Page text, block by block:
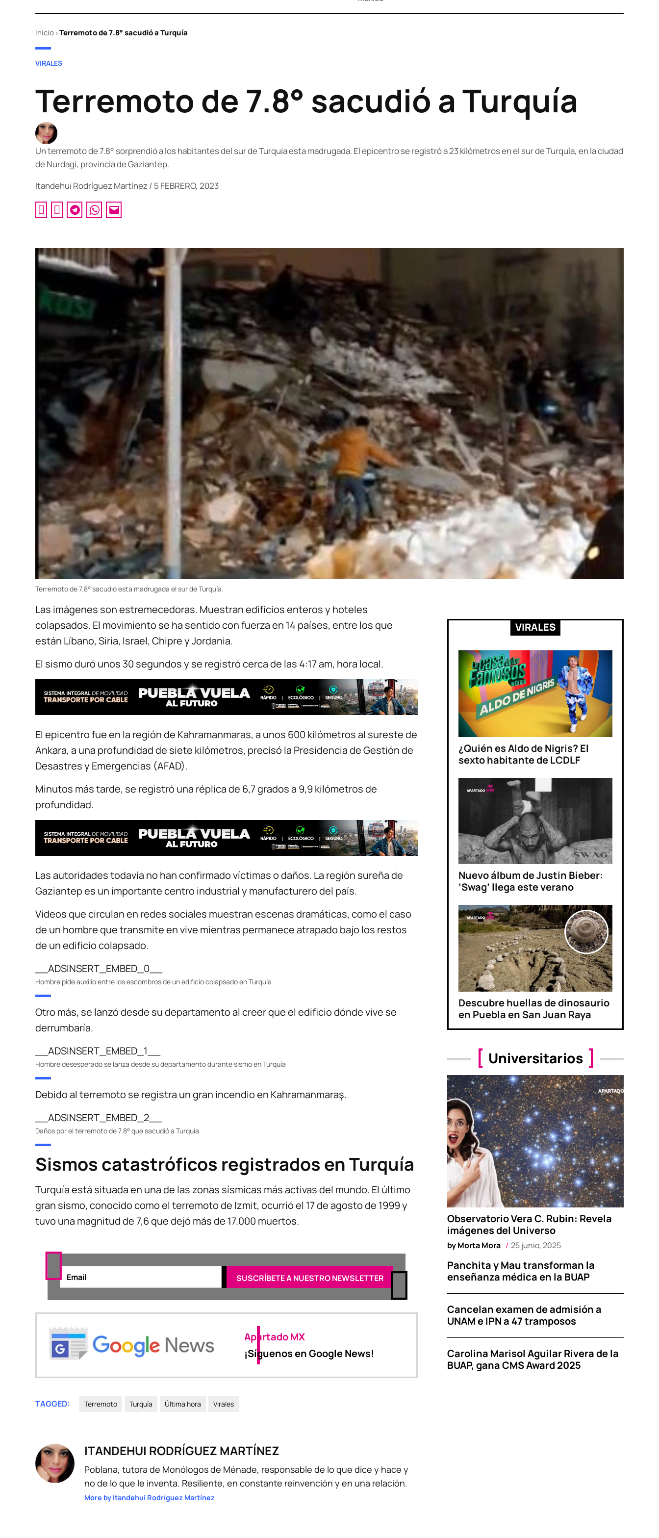
Inicio >Terremoto de 7.8° sacudió a Turquía
POSTED
VIRALES
Terremoto de 7.8° sacudió a Turquía
Un terremoto de 7.8° sorprendió a los habitantes del sur de Turquía esta madrugada. El epicentro se registró a 23 kilómetros en el sur de Turquía, en la ciudad
de Nurdagi, provincia de Gaziantep.
Itandehui Rodríguez Martínez / 5 FEBRERO, 2023
Terremoto de 7.8° sacudió esta madrugada el sur de Turquía.
Las imágenes son estremecedoras. Muestran edificios enteros y hoteles
colapsados. El movimiento se ha sentido con fuerza en 14 países, entre los que
están Líbano, Siria, Israel, Chipre y Jordania.
El sismo duró unos 30 segundos y se registró cerca de las 4:17 am, hora local.
El epicentro fue en la región de Kahramanmaras, a unos 600 kilómetros al sureste de
Ankara, a una profundidad de siete kilómetros, precisó la Presidencia de Gestión de
Desastres y Emergencias (AFAD).
Minutos más tarde, se registró una réplica de 6,7 grados a 9,9 kilómetros de
profundidad.
Las autoridades todavía no han confirmado víctimas o daños. La región sureña de
Gaziantep es un importante centro industrial y manufacturero del país.
Videos que circulan en redes sociales muestran escenas dramáticas, como el caso
de un hombre que transmite en vive mientras permanece atrapado bajo los restos
de un edificio colapsado.
__ADSINSERT_EMBED_0__
Hombre pide auxilio entre los escombros de un edificio colapsado en Turquía
Otro más, se lanzó desde su departamento al creer que el edificio dónde vive se
derrumbaría.
__ADSINSERT_EMBED_1__
Hombre desesperado se lanza desde su departamento durante sismo en Turquía
Debido al terremoto se registra un gran incendio en Kahramanmaraş.
__ADSINSERT_EMBED_2__
Daños por el terremoto de 7.8° que sacudió a Turquía.
Sismos catastróficos registrados en Turquía
Turquía está situada en una de las zonas sísmicas más activas del mundo. El último
gran sismo, conocido como el terremoto de Izmit, ocurrió el 17 de agosto de 1999 y
tuvo una magnitud de 7,6 que dejó más de 17.000 muertos.
Apartado MX
¡Síguenos en Google News!
TAGGED: Terremoto Turquía Última hora Virales
ITANDEHUI RODRÍGUEZ MARTÍNEZ
Poblana, tutora de Monólogos de Ménade, responsable de lo que dice y hace y
no de lo que le inventa. Resiliente, en constante reinvención y en una relación.
More by Itandehui Rodríguez Martínez
VIRALES
¿Quién es Aldo de Nigris? El
sexto habitante de LCDLF
Nuevo álbum de Justin Bieber:
‘Swag’ llega este verano
Descubre huellas de dinosaurio
en Puebla en San Juan Raya
Universitarios
Observatorio Vera C. Rubin: Revela
imágenes del Universo
byMorta Mora 25 junio, 2025
Panchita y Mau transforman la
enseñanza médica en la BUAP
Cancelan examen de admisión a
UNAM e IPN a 47 tramposos
Carolina Marisol Aguilar Rivera de la
BUAP, gana CMS Award 2025